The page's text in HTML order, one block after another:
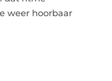
weer hoorbaar